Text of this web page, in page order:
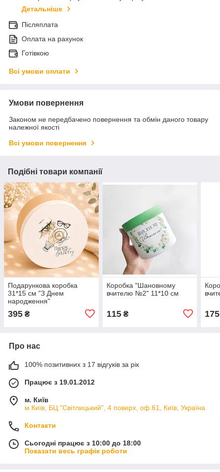
Детальніше
Післяплата
Оплата на рахунок
Готівкою
Всі умови оплати
Умови повернення
Законом не передбачено повернення та обмін даного товару
належної якості
Всі умови повернення
Подібні товари компанії
Подарункова коробка
31*15 см "З Днем
народження"
395 ₴
Коробка "Шановному
вчителю №2" 11*10 см
115₴ 175
Про нас
100% позитивних з 17 відгуків за рік
Працює з 19.01.2012
м. Київ
м.Київ, БЦ "Світлицький", 4 поверх, оф.61, Київ, Україна
Контакти
Сьогодні працює з 10:00 до 18:00
Показати весь графік роботи